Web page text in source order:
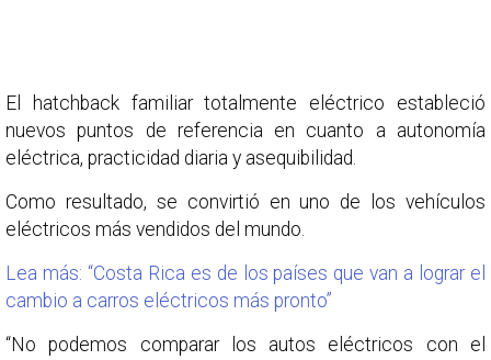
El hatchback familiar totalmente eléctrico estableció
nuevos puntos de referencia en cuanto a autonomía
eléctrica, practicidad diaria y asequibilidad.
Como resultado, se convirtió en uno de los vehículos
eléctricos más vendidos del mundo.
Lea más: “Costa Rica es de los países que van a lograr el
cambio a carros eléctricos más pronto”
“No podemos comparar los autos eléctricos con el